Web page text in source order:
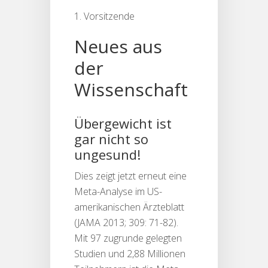
1. Vorsitzende
Neues aus
der
Wissenschaft
Übergewicht ist
gar nicht so
ungesund!
Dies zeigt jetzt erneut eine
Meta-Analyse im US-
amerikanischen Ärzteblatt
(JAMA 2013; 309: 71-82).
Mit 97 zugrunde gelegten
Studien und 2,88 Millionen